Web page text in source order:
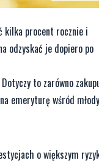
kilka procent rocznie i
odzyskać je dopiero po
to zarówno
emeryturę wśród
o większym